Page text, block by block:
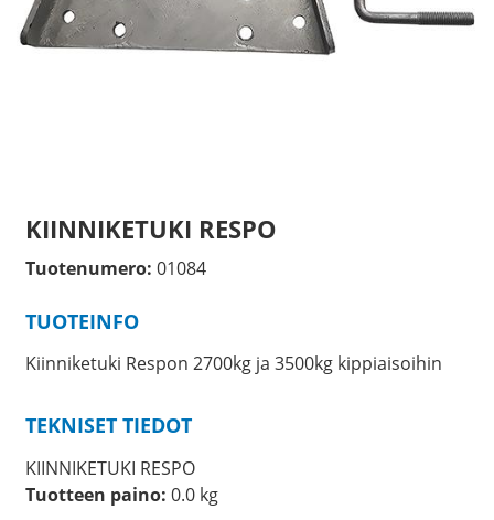
KIINNIKETUKI RESPO
Tuotenumero: 01084
TUOTEINFO
Kiinniketuki Respon 2700kg ja 3500kg kippiaisoihin
TEKNISET TIEDOT
KIINNIKETUKI RESPO
Tuotteen paino: 0.0 kg